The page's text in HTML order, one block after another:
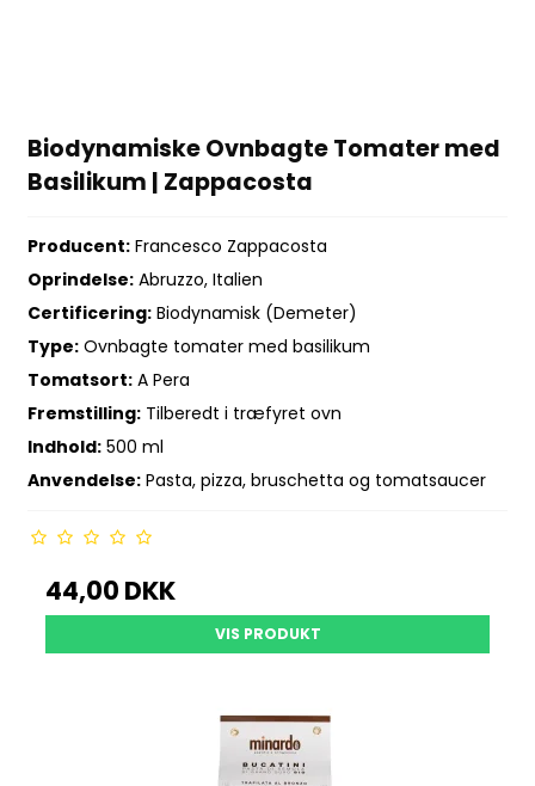
Biodynamiske Ovnbagte Tomater med
Basilikum | Zappacosta
Producent: Francesco Zappacosta
Oprindelse: Abruzzo, Italien
Certificering: Biodynamisk (Demeter)
Type: Ovnbagte tomater med basilikum
Tomatsort: A Pera
Fremstilling: Tilberedt i træfyret ovn
Indhold: 500 ml
Anvendelse: Pasta, pizza, bruschetta og tomatsaucer
44,00 DKK
VIS PRODUKT